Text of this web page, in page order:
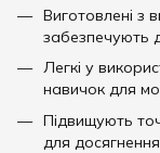
Виготовлені з
забезпечують
Легкі у
навичок для
Підвищують
для